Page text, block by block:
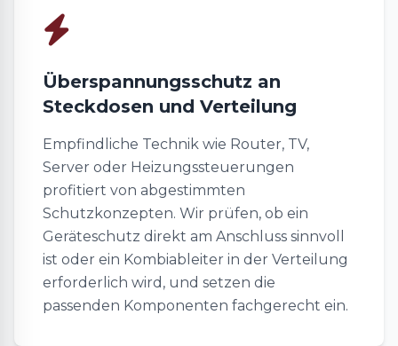
Überspannungsschutz an
Steckdosen und Verteilung
Empfindliche Technik wie Router, TV,
Server oder Heizungssteuerungen
profitiert von abgestimmten
Schutzkonzepten. Wir prüfen, ob ein
Geräteschutz direkt am Anschluss sinnvoll
ist oder ein Kombiableiter in der Verteilung
erforderlich wird, und setzen die
passenden Komponenten fachgerecht ein.